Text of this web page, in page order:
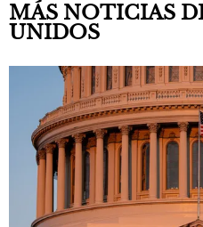
MÁS NOTICIAS
UNIDOS